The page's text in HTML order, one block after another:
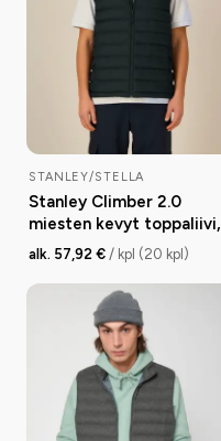
STANLEY/STELLA
Stanley Climber 2.0
miesten kevyt toppaliivi,
medium fit, 38 g
alk. 57,92 € / kpl (20 kpl)